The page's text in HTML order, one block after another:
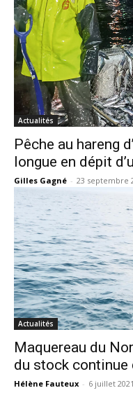
Actualités
Pêche au hareng
longue en dépit
Gilles Gagné - 23 septembre
Actualités
Maquereau du
du stock continue
Hélène Fauteux - 6 juillet 2021